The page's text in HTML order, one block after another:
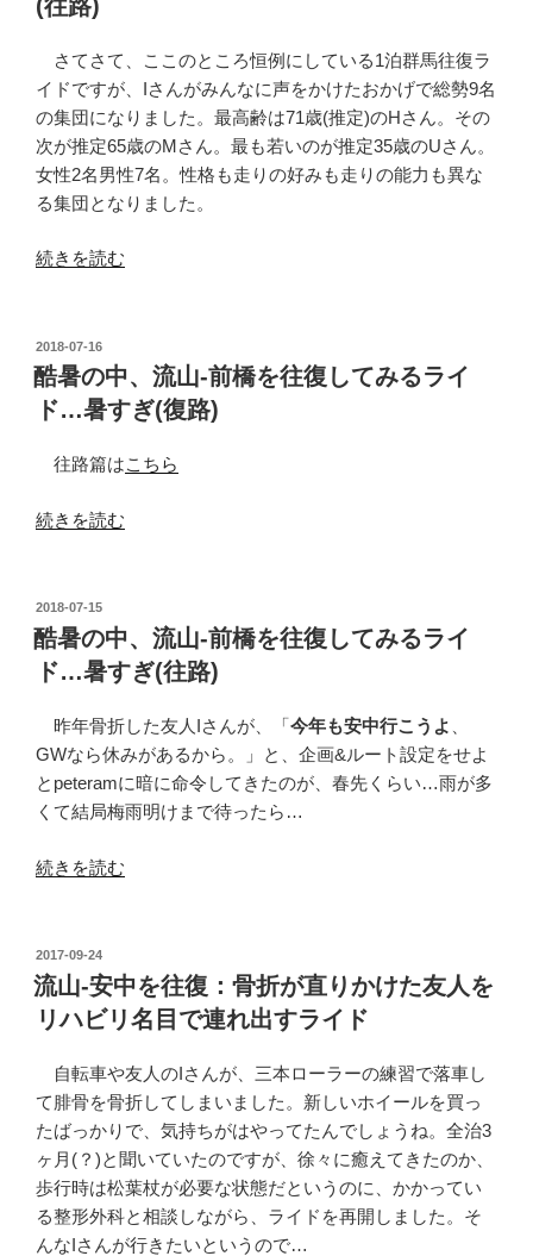
と
勢
崎
を
往
復
る
ド
(復
路)”
の
(往路)
さてさて、ここのところ恒例にしている1泊群馬往復ラ
イドですが、Iさんがみんなに声をかけたおかげで総勢9名
の集団になりました。最高齢は71歳(推定)のHさん。その
次が推定65歳のMさん。最も若いのが推定35歳のUさん。
女性2名男性7名。性格も走りの好みも走りの能力も異な
る集団となりました。
“長
定
71
歳)
と
崎
復
す
る
ラ
路)”
の
続きを読む
投
稿
日:
2018-07-16
酷暑の中、流山-前橋を往復してみるライ
ド…暑すぎ(復路)
往路篇はこちら
“酷
中、
流
山-
前
を
往
復
て
ラ
イ
ド…
暑
路)”
の
続きを読む
投
稿
日:
2018-07-15
酷暑の中、流山-前橋を往復してみるライ
ド…暑すぎ(往路)
昨年骨折した友人Iさんが、「今年も安中行こうよ
GWなら休みがあるから。」と、企画&ルート設定をせよ
とpeteramに暗に命令してきたのが、春先くらい…雨が多
くて結局梅雨明けまで待ったら…
“酷
中、
流
山-
前
を
往
復
し
て
み
続きを読む
投
稿
日:
2017-09-24
流山-安中を往復：骨折が直りかけた友人を
リハビリ名目で連れ出すライド
自転車や友人のIさんが、三本ローラーの練習で落車し
て腓骨を骨折してしまいました。新しいホイールを買っ
たばっかりで、気持ちがはやってたんでしょうね。全治3
ヶ月(？)と聞いていたのですが、徐々に癒えてきたのか、
歩行時は松葉杖が必要な状態だというのに、かかってい
る整形外科と相談しながら、ライドを再開しました。そ
んなIさんが行きたいというので…